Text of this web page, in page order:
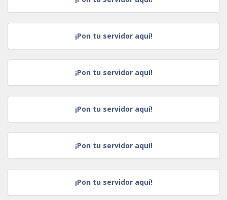
¡Pon tu servidor aquí!
¡Pon tu servidor aquí!
¡Pon tu servidor aquí!
¡Pon tu servidor aquí!
¡Pon tu servidor aquí!